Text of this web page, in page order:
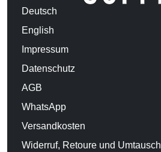
Deutsch
English
Impressum
Datenschutz
AGB
WhatsApp
Versandkosten
Widerruf, Retoure und Umtausch